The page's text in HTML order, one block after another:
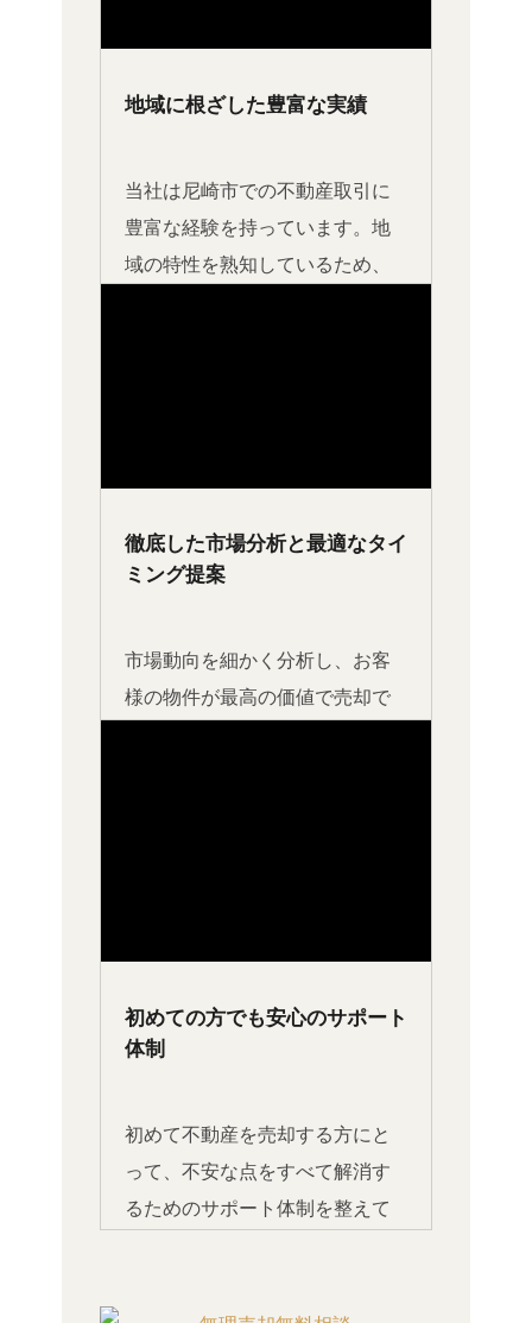
地域に根ざした豊富な実績
当社は尼崎市での不動産取引に
豊富な経験を持っています。地
域の特性を熟知しているため、
徹底した市場分析と最適なタイ
ミング提案
市場動向を細かく分析し、お客
様の物件が最高の価値で売却で
初めての方でも安心のサポート
体制
初めて不動産を売却する方にと
って、不安な点をすべて解消す
るためのサポート体制を整えて
ーフォローまで、すべてお任せ